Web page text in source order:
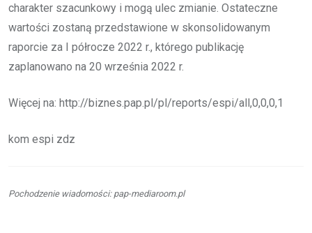
charakter szacunkowy i mogą ulec zmianie. Ostateczne
wartości zostaną przedstawione w skonsolidowanym
raporcie za I półrocze 2022 r., którego publikację
zaplanowano na 20 września 2022 r.
Więcej na: http://biznes.pap.pl/pl/reports/espi/all,0,0,0,1
kom espi zdz
Pochodzenie wiadomości: pap-mediaroom.pl